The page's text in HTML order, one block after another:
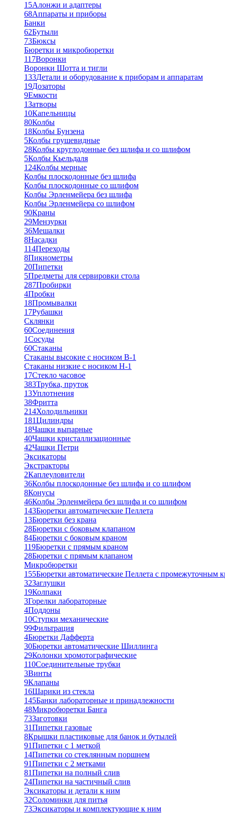
15Алонжи и адаптеры
68Аппараты и приборы
Банки
62Бутыли
73Бюксы
Бюретки и микробюретки
117Воронки
Воронки Шотта и тигли
133Детали и оборудование к приборам и аппаратам
19Дозаторы
9Емкости
1Затворы
10Капельницы
80Колбы
18Колбы Бунзена
5Колбы грушевидные
28Колбы круглодонные без шлифа и со шлифом
5Колбы Кьельдаля
124Колбы мерные
Колбы плоскодонные без шлифа
Колбы плоскодонные со шлифом
Колбы Эрленмейера без шлифа
Колбы Эрленмейера со шлифом
90Краны
29Мензурки
36Мешалки
8Насадки
114Переходы
8Пикнометры
20Пипетки
5Предметы для сервировки стола
287Пробирки
4Пробки
18Промывалки
17Рубашки
Склянки
60Соединения
1Сосуды
60Стаканы
Стаканы высокие с носиком В-1
Стаканы низкие с носиком Н-1
17Стекло часовое
383Трубка, пруток
13Уплотнения
38Фритта
214Холодильники
181Цилиндры
18Чашки выпарные
40Чашки кристаллизационные
42Чашки Петри
Эксикаторы
Экстракторы
2Каплеуловители
36Колбы плоскодонные без шлифа и со шлифом
8Конусы
46Колбы Эрленмейера без шлифа и со шлифом
143Бюретки автоматические Пеллета
13Бюретки без крана
28Бюретки с боковым клапаном
84Бюретки с боковым краном
119Бюретки с прямым краном
28Бюретки с прямым клапаном
Микробюретки
155Бюретки автоматические Пеллета с промежуточным
32Заглушки
19Колпаки
3Горелки лабораторные
4Поддоны
10Ступки механические
99Фильтрация
4Бюретки Дафферта
30Бюретки автоматические Шиллинга
29Колонки хромотографические
110Соединительные трубки
3Винты
9Клапаны
16Шарики из стекла
145Банки лабораторные и принадлежности
48Микробюретки Банга
73Заготовки
31Пипетки газовые
8Крышки пластиковые для банок и бутылей
91Пипетки с 1 меткой
14Пипетки со стеклянным поршнем
91Пипетки с 2 метками
81Пипетки на полный слив
24Пипетки на частичный слив
Эксикаторы и детали к ним
32Соломинки для питья
73Эксикаторы и комплектующие к ним